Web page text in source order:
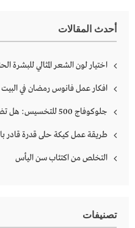
أحدث المقالات
اختيار لون الشعر المثالي للبشرة
افكار عمل فانوس رمضان في البيت
جلوكوفاج 500 للتخسيس: هل تضحين بهرموناتكِ من أجل الميزان؟
طريقة عمل كيكة حلى قدرة قادر
التخلص من اكتئاب سن اليأس
تصنيفات